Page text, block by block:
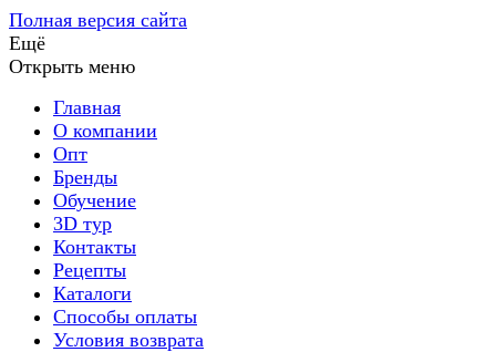
Полная версия сайта
Ещё
Открыть меню
Главная
О компании
Опт
Бренды
Обучение
3D тур
Контакты
Рецепты
Каталоги
Способы оплаты
Условия возврата